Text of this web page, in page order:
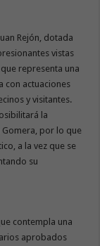
Rejón, dotada
vistas
representa una
con actuaciones
y visitantes.
la
por lo que
a la vez que se
su
contempla una
aprobados